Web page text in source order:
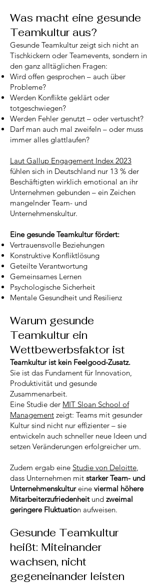
Was macht eine gesunde
Teamkultur aus?
Gesunde Teamkultur zeigt sich nicht an
Tischkickern oder Teamevents, sondern in
den ganz alltäglichen Fragen:
Wird offen gesprochen – auch über
Probleme?
Werden Konflikte geklärt oder
totgeschwiegen?
Werden Fehler genutzt – oder vertuscht?
Darf man auch mal zweifeln – oder muss
immer alles glattlaufen?
Laut Gallup Engagement Index 2023
fühlen sich in Deutschland nur 13 % der
Beschäftigten wirklich emotional an ihr
Unternehmen gebunden – ein Zeichen
mangelnder Team- und
Unternehmenskultur.
Eine gesunde Teamkultur fördert:
Vertrauensvolle Beziehungen
Konstruktive Konfliktlösung
Geteilte Verantwortung
Gemeinsames Lernen
Psychologische Sicherheit
Mentale Gesundheit und Resilienz
Warum gesunde
Teamkultur ein
Wettbewerbsfaktor ist
Teamkultur ist kein Feelgood-Zusatz.
Sie ist das Fundament für Innovation,
Produktivität und gesunde
Zusammenarbeit.
Eine Studie der MIT Sloan School of
Management zeigt: Teams mit gesunder
Kultur sind nicht nur effizienter – sie
entwickeln auch schneller neue Ideen und
setzen Veränderungen erfolgreicher um.
Zudem ergab eine Studie von Deloitte,
dass Unternehmen mit starker Team- und
Unternehmenskultureine viermal höhere
Mitarbeiterzufriedenheitund zweimal
geringere Fluktuation aufweisen.
Gesunde Teamkultur
heißt: Miteinander
wachsen, nicht
gegeneinander leisten